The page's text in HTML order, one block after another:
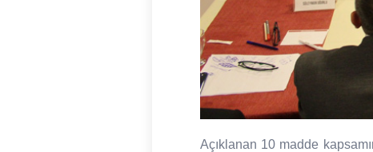
Açıklanan 10 madde